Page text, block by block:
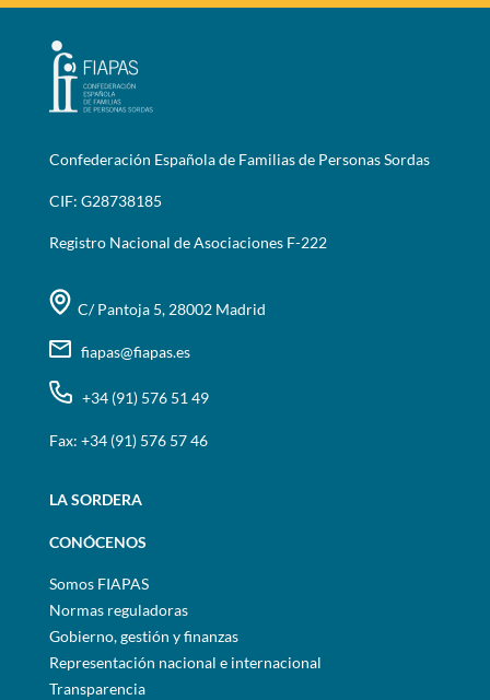
Confederación Española de Familias de Personas Sordas
CIF: G28738185
Registro Nacional de Asociaciones F-222
C/ Pantoja 5, 28002 Madrid
fiapas@fiapas.es
+34 (91) 576 51 49
Fax: +34 (91) 576 57 46
LA SORDERA
CONÓCENOS
Somos FIAPAS
Normas reguladoras
Gobierno, gestión y finanzas
Representación nacional e internacional
Transparencia